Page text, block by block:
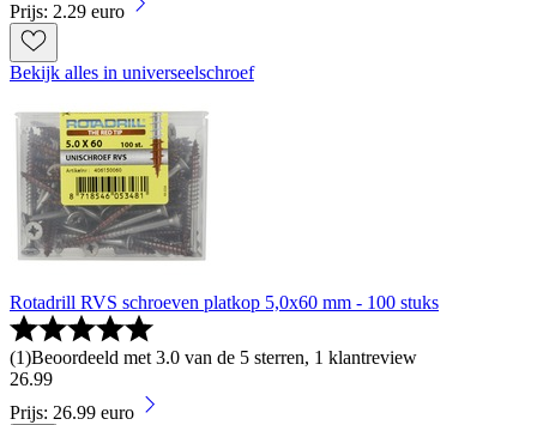
Prijs: 2.29 euro
Bekijk alles in universeelschroef
Rotadrill RVS schroeven platkop 5,0x60 mm - 100 stuks
(1)Beoordeeld met 3.0 van de 5 sterren, 1 klantreview
26.99
Prijs: 26.99 euro